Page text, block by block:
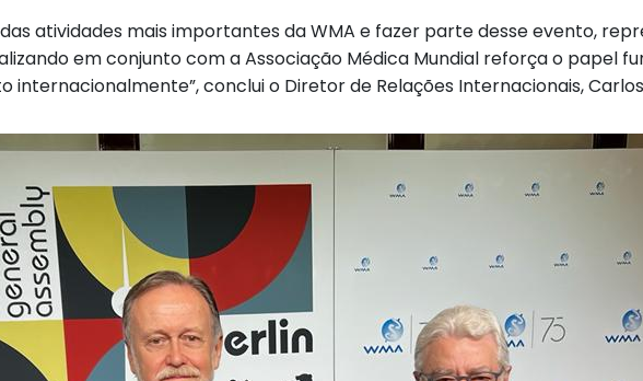
atividades mais importantes da WMA e fazer parte desse evento,
em conjunto com a Associação Médica Mundial reforça o papel
internacionalmente”, conclui o Diretor de Relações Internacionais,